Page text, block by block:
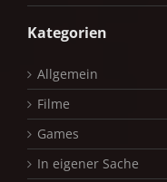
Kategorien
Allgemein
Filme
Games
In eigener Sache